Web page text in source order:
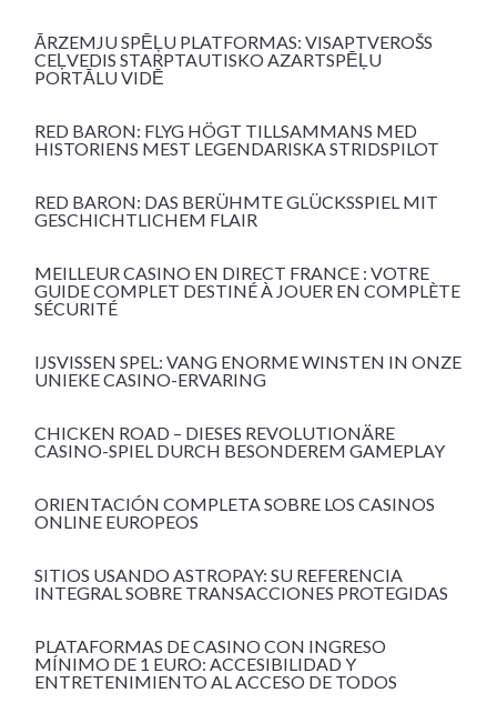
ĀRZEMJU SPĒĻU PLATFORMAS: VISAPTVEROŠS
CEĻVEDIS STARPTAUTISKO AZARTSPĒĻU
PORTĀLU VIDĒ
RED BARON: FLYG HÖGT TILLSAMMANS MED
HISTORIENS MEST LEGENDARISKA STRIDSPILOT
RED BARON: DAS BERÜHMTE GLÜCKSSPIEL MIT
GESCHICHTLICHEM FLAIR
MEILLEUR CASINO EN DIRECT FRANCE : VOTRE
GUIDE COMPLET DESTINÉ À JOUER EN COMPLÈTE
SÉCURITÉ
IJSVISSEN SPEL: VANG ENORME WINSTEN IN ONZE
UNIEKE CASINO-ERVARING
CHICKEN ROAD – DIESES REVOLUTIONÄRE
CASINO-SPIEL DURCH BESONDEREM GAMEPLAY
ORIENTACIÓN COMPLETA SOBRE LOS CASINOS
ONLINE EUROPEOS
SITIOS USANDO ASTROPAY: SU REFERENCIA
INTEGRAL SOBRE TRANSACCIONES PROTEGIDAS
PLATAFORMAS DE CASINO CON INGRESO
MÍNIMO DE 1 EURO: ACCESIBILIDAD Y
ENTRETENIMIENTO AL ACCESO DE TODOS